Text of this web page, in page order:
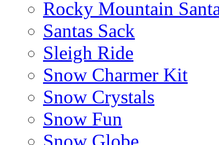
Rocky Mountain
Santas Sack
Sleigh Ride
Snow Charmer Kit
Snow Crystals
Snow Fun